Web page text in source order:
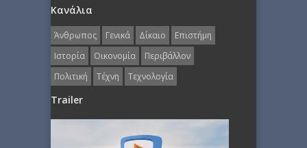
Κανάλια
Άνθρωπος Γενικά Δίκαιο
Επιστήμη
Ιστορία
Οικονομία
Περιβάλλον
Πολιτική
Τέχνη Τεχνολογία
Trailer